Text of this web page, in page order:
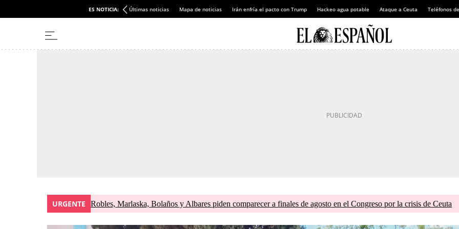
ES NOTICIA: Últimas noticias Mapa de noticias Irán enfría el pacto con Trump Hackeo agua potable Ataque a Ceuta Teléfonos
URGENTE Robles, Marlaska, Bolaños y Albares piden comparecer a finales de agosto en el Congreso por la crisis de Ceuta